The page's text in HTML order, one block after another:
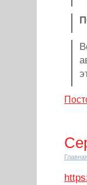
Главная